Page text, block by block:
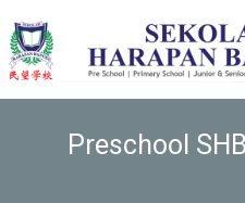
Preschool